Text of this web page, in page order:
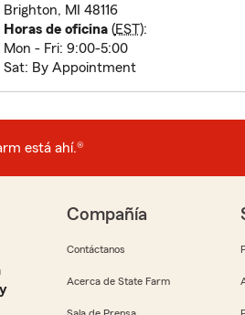
Brighton, MI 48116
Horas de oficina(EST):
Mon - Fri: 9:00-5:00
Sat: By Appointment
está ahí.®
Compañía
Contáctanos
Acerca de State Farm